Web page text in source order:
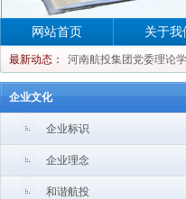
网站首页
最新动态：
河南航投集团党委理论
河南航投集团党委理论
河南航投集团党委理论
河南航投集团党委理论
关于我
企业文化
企业标识
企业理念
和谐航投